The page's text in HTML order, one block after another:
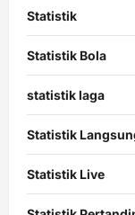
Statistik
Statistik Bola
statistik laga
Statistik
Statistik Live